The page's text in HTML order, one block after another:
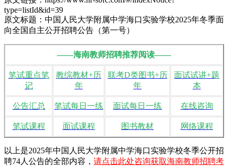
type=listId&id=39
原文标题：中国人民大学附属中学海口实验学校2025年冬季面
向全国自主公开招聘公告（第一号）
——海南教师招聘推荐阅读——
笔试重点笔
记
教综教材+历
年
联考D类图书+历
年
面试试讲+题
本
公告汇总 笔试每日一练 面试每日一练 在线咨询
笔试课程 面试课程 图书教材 网络课程
以上是2025年中国人民大学附属中学海口实验学校冬季公开招
聘74人公告的全部内容， 请点击此处咨询获取海南教师招聘考